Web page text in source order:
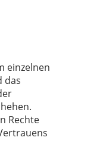
einzelnen
das
Rechte